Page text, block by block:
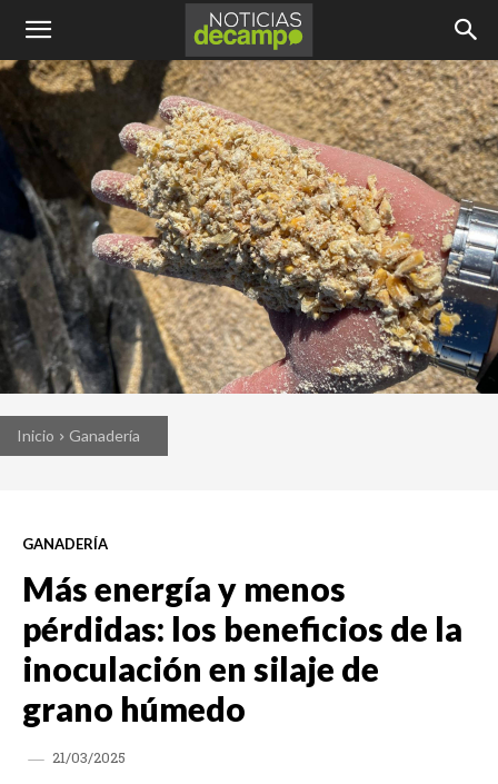
Inicio Ganadería
GANADERÍA
Más energía y menos
pérdidas: los beneficios de la
inoculación en silaje de
grano húmedo
21/03/2025